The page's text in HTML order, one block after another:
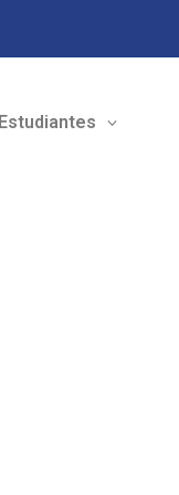
Estudiantes